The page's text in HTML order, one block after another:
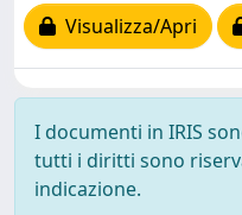
Visualizza/Apri
I documenti in IRIS
tutti i diritti sono
indicazione.